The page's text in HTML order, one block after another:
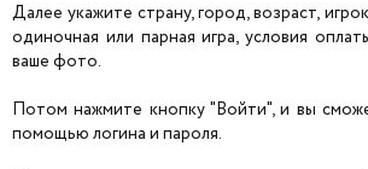
Далее укажите страну, город, возраст,
одиночная или парная игра, условия
ваше фото.
Потом нажмите кнопку "Войти", и вы
помощью логина и пароля.